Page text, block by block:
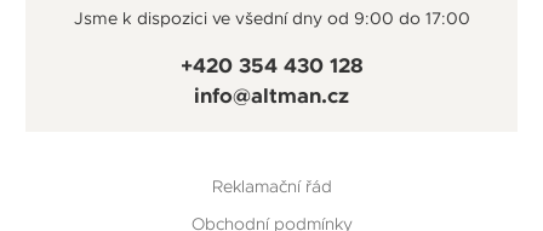
Jsme k dispozici ve všední dny od 9:00 do 17:00
+420 354 430 128
info@altman.cz
Reklamační řád
Obchodní podmínky